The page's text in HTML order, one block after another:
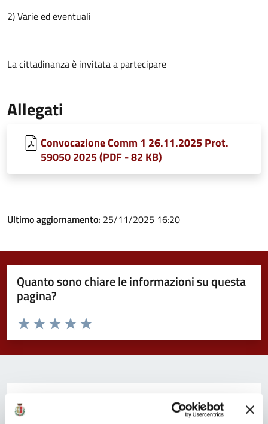
2) Varie ed eventuali
La cittadinanza è invitata a partecipare
Allegati
Convocazione Comm 1 26.11.2025 Prot.
59050 2025 (PDF - 82 KB)
Ultimo aggiornamento: 25/11/2025 16:20
Quanto sono chiare le informazioni su questa
pagina?
Valuta da 1 a 5 stelle la pagina
Valuta 5 stelle su 5
Valuta 4 stelle su 5
Valuta 3 stelle su 5
Valuta 2 stelle su 5
Valuta 1 stelle su 5
Contatta il Comune